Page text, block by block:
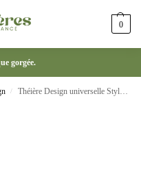
0
gorgée.
/ Théière Design universelle Style européen poignée